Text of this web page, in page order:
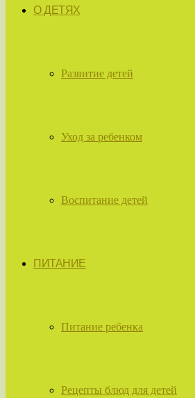
О ДЕТЯХ
Развитие детей
Уход за ребенком
Воспитание детей
ПИТАНИЕ
Питание ребенка
Рецепты блюд для детей